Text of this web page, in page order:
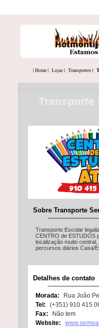
| Home | Lojas | Transportes |
Transporte
Sobre Transporte
Transporte Escolar
CENTRO de ESTUDOS
localização muito
percursos diários Casa/
Detalhes de contato
Morada:
Rua João
Tel:
(+351) 910 415
Fax:
Não tem
Website: